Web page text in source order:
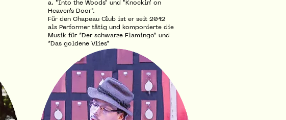
a. "Into the Woods" und "Knockin' on
Heaven's Door".
Für den Chapeau Club ist er seit 2012
als Performer tätig und komponierte die
Musik für “Der schwarze Flamingo” und
“Das goldene Vlies”